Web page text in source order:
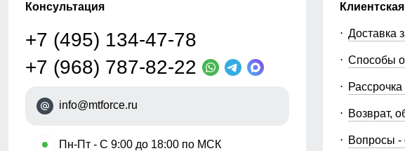
Консультация
+7 (495) 134-47-78
+7 (968) 787-82-22
info@mtforce.ru
• Пн-Пт - С 9:00 до 18:00 по МСК
Доставка
Способы
Возврат,
Вопросы -